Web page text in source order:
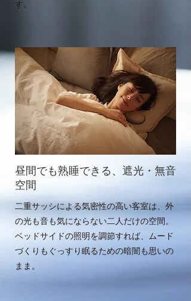
す。
昼間でも熟睡できる、​遮光・無音
空間
二重サッシによる気密性の高い客室は、外
の光も音も気にならない二人だけの空間。
ベッドサイドの照明を調節すれば、ムード
づくりもぐっすり眠るための暗闇も思いの
まま。